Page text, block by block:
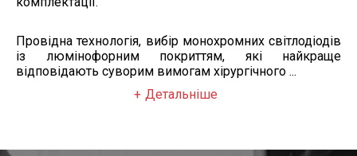
Провідна технологія, вибір монохромних світлодіодів
із люмінофорним покриттям, які найкраще
відповідають суворим вимогам хірургічного ...
Детальніше